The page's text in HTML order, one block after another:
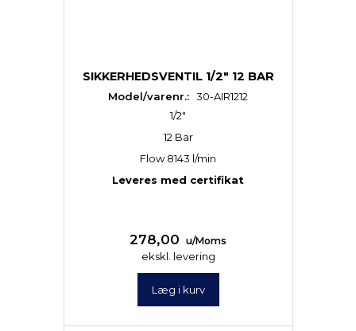
SIKKERHEDSVENTIL 1/2" 12 BAR
Model/varenr.: 30-AIR1212
1/2"
12 Bar
Flow 8143 l/min
Leveres med certifikat
278,00 u/Moms
ekskl. levering
Læg i kurv